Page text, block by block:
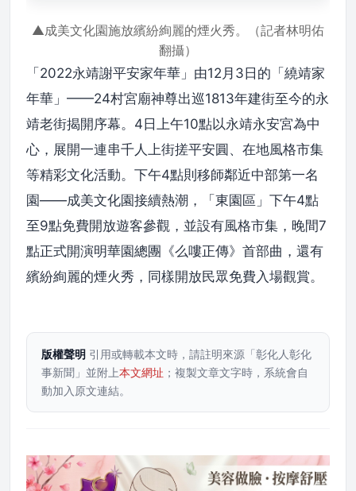
▲成美文化園施放繽紛絢麗的煙火秀。（記者林明佑
翻攝）
「2022永靖謝平安家年華」由12月3日的「繞靖家
年華」——24村宮廟神尊出巡1813年建街至今的永
靖老街揭開序幕。4日上午10點以永靖永安宮為中
心，展開一連串千人上街搓平安圓、在地風格市集
等精彩文化活動。下午4點則移師鄰近中部第一名
園——成美文化園接續熱潮，「東園區」下午4點
至9點免費開放遊客參觀，並設有風格市集，晚間7
點正式開演明華園總團《么嘍正傳》首部曲，還有
繽紛絢麗的煙火秀，同樣開放民眾免費入場觀賞。
版權聲明 引用或轉載本文時，請註明來源「彰化人彰化
事新聞」並附上本文網址 ；複製文章文字時，系統會自
動加入原文連結。